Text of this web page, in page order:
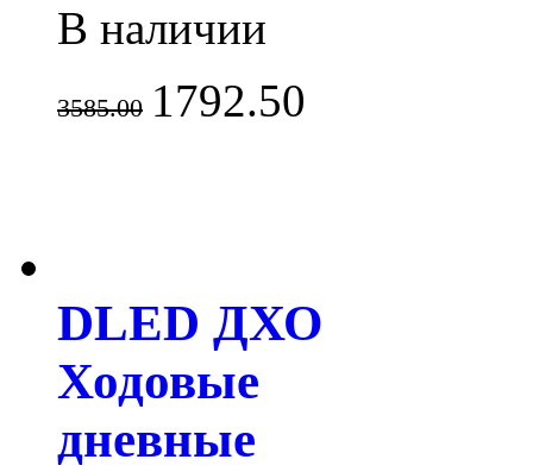
В наличии
3585.00 1792.50
DLED ДХО
Ходовые
дневные